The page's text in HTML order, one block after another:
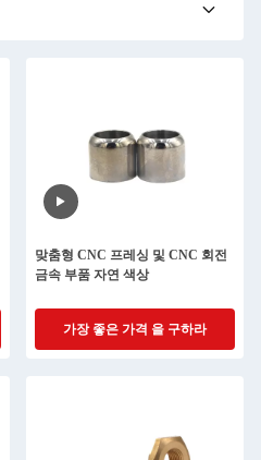
맞춤형 CNC 프레싱 및 CNC 회전
금속 부품 자연 색상
가장 좋은 가격 을 구하라